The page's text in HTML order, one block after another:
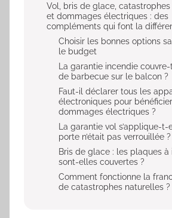
Vol, bris de glace,
et dommages électriques : des
compléments qui font la
Choisir les bonnes options
le budget
La garantie incendie
de barbecue sur le balcon ?
Faut-il déclarer tous les
électroniques pour
dommages électriques ?
La garantie vol s’applique-t-
porte n’était pas verrouillée ?
Bris de glace : les plaques à
sont-elles couvertes ?
Comment fonctionne la
de catastrophes naturelles ?